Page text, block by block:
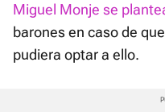
Miguel Monje se
barones en caso de
pudiera optar a ello.